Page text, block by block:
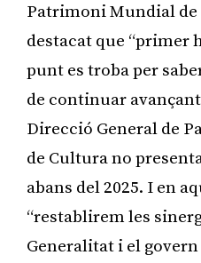
Patrimoni Mundial de
destacat que “primer
punt es troba per
de continuar
Direcció General de
de Cultura no
abans del 2025. I en
“restablirem les
Generalitat i el